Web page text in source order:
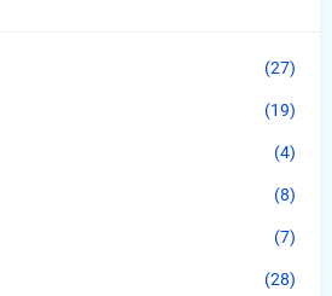
(27)
(19)
(4)
(8)
(7)
(28)